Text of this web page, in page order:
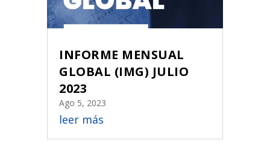
INFORME MENSUAL
GLOBAL (IMG) JULIO
2023
Ago 5, 2023
leer más